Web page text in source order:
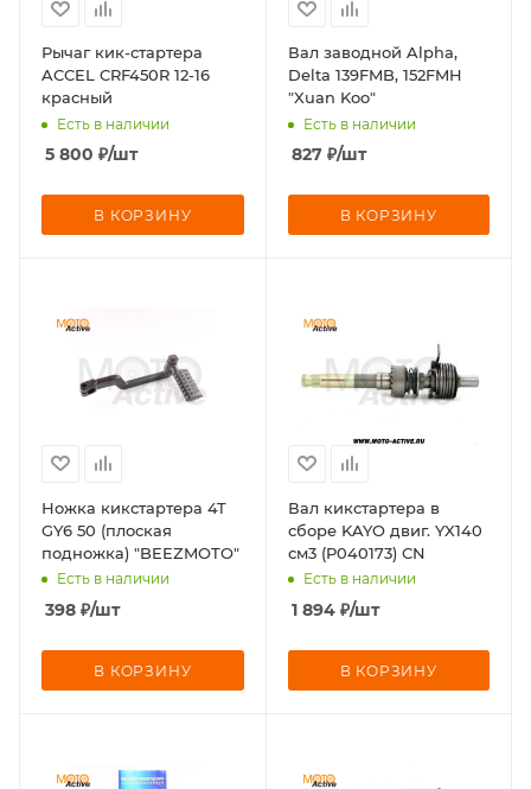
Рычаг кик-стартера
ACCEL CRF450R 12-16
красный
Есть в наличии
5 800 ₽/шт
В КОРЗИНУ
Вал заводной Alpha,
Delta 139FMB, 152FMH
"Xuan Koo"
Есть в наличии
827₽/шт
В КОРЗИНУ
Ножка кикстартера 4T
GY6 50 (плоская
подножка) "BEEZMOTO"
Есть в наличии
398 ₽/шт
В КОРЗИНУ
Вал кикстартера в
сборе KAYO двиг. YX140
см3 (P040173) CN
Есть в наличии
1 894₽/шт
В КОРЗИНУ